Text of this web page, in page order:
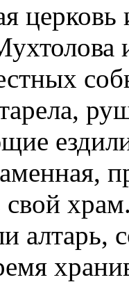
свой
алтарь,